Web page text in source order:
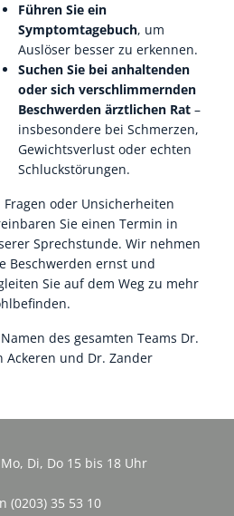
Führen Sie ein
Symptomtagebuch, um
Auslöser besser zu erkennen.
Suchen Sie bei anhaltenden
oder sich verschlimmernden
Beschwerden ärztlichen Rat –
insbesondere bei Schmerzen,
Gewichtsverlust oder echten
Schluckstörungen.
Fragen oder Unsicherheiten
Sie einen Termin in
Sprechstunde. Wir nehmen
Beschwerden ernst und
Sie auf dem Weg zu mehr
des gesamten Teams Dr.
Ackeren und Dr. Zander
Di, Do 15 bis 18 Uhr
(0203) 35 53 10